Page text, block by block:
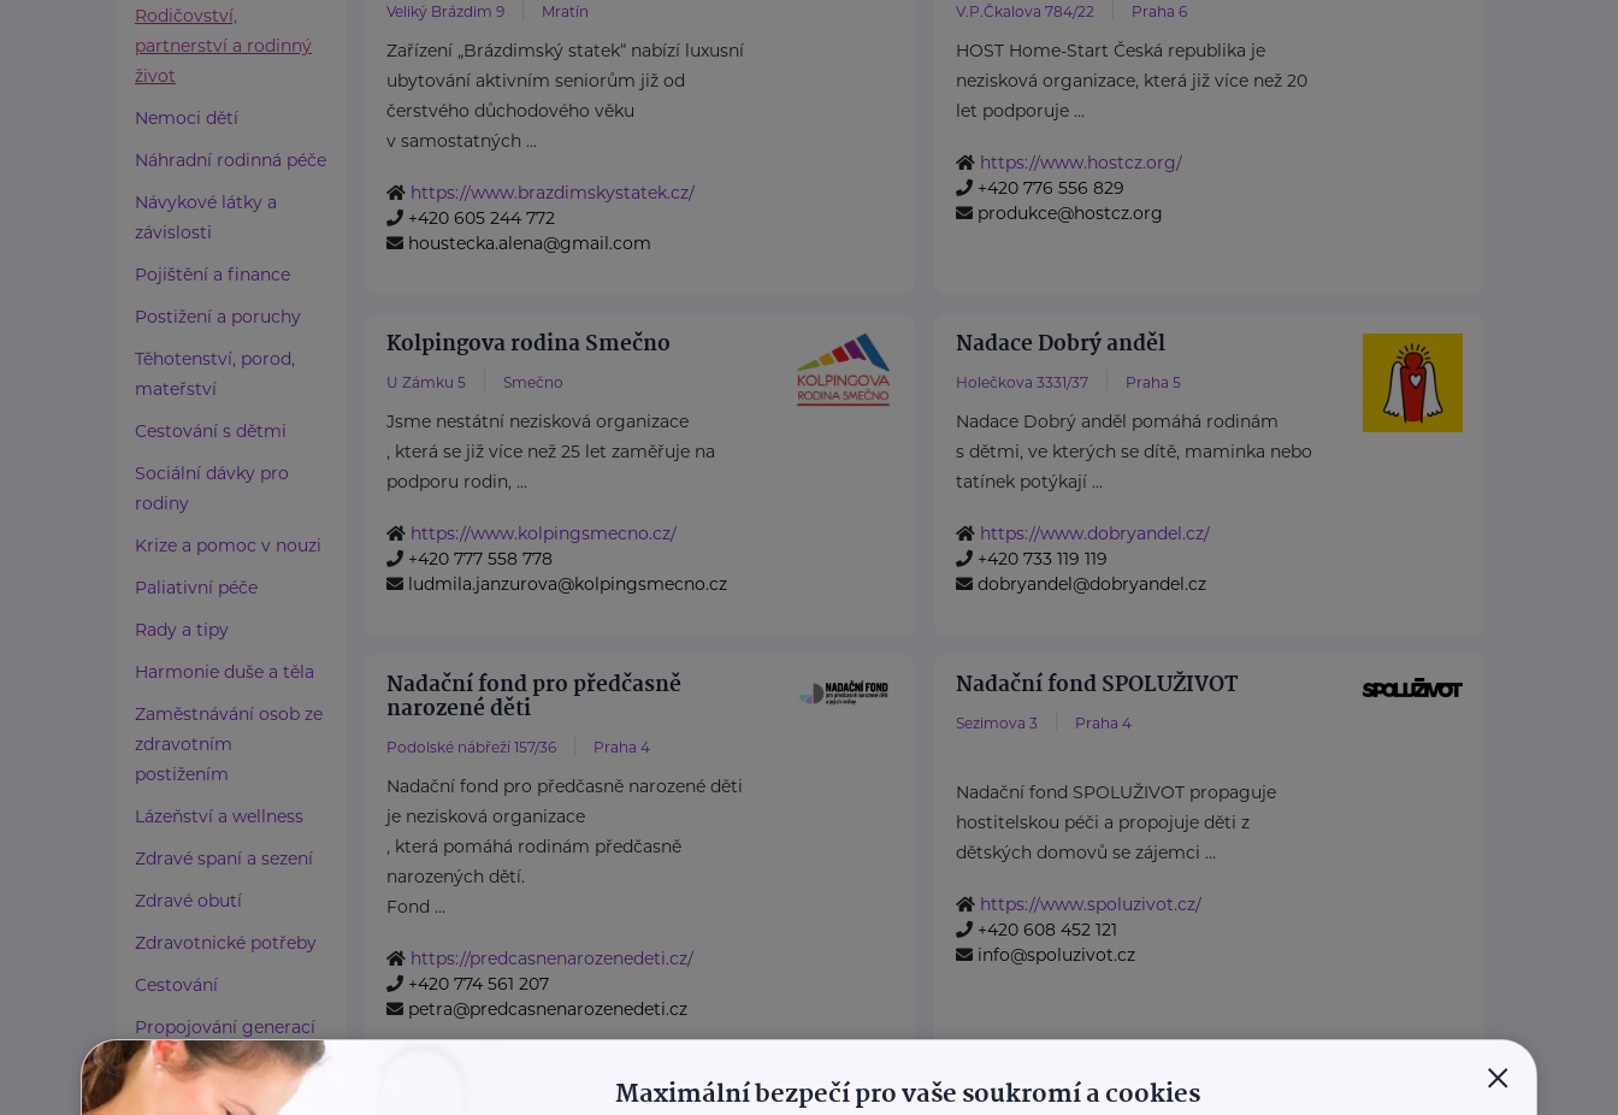
Rodičovství,
partnerství a rodinný
život
Nemoci dětí
Náhradní rodinná péče
Návykové látky a
závislosti
Pojištění a finance
Postižení a poruchy
Těhotenství, porod,
mateřství
Cestování s dětmi
Sociální dávky pro
rodiny
Krize a pomoc v nouzi
Paliativní péče
Rady a tipy
Harmonie duše a těla
Zaměstnávání osob ze
zdravotním
postižením
Lázeňství a wellness
Zdravé spaní a sezení
Zdravé obutí
Zdravotnické potřeby
Cestování
Propojování generací
Veliký Brázdim 9 Mratín
Zařízení „Brázdimský statek“ nabízí luxusní
ubytování aktivním seniorům již od
čerstvého důchodového věku
v samostatných ...
https://www.brazdimskystatek.cz/
+420 605 244 772
houstecka.alena@gmail.com
V.P.Čkalova 784/22 Praha 6
HOST Home-Start Česká republika je
nezisková organizace, která již více než 20
let podporuje ...
https://www.hostcz.org/
+420 776 556 829
produkce@hostcz.org
Kolpingova rodina Smečno
U Zámku 5 Smečno
Jsme nestátní nezisková organizace
, která se již více než 25 let zaměřuje na
podporu rodin, ...
https://www.kolpingsmecno.cz/
+420 777 558 778
ludmila.janzurova@kolpingsmecno.cz
Nadace Dobrý anděl
Holečkova 3331/37 Praha 5
Nadace Dobrý anděl pomáhá rodinám
s dětmi, ve kterých se dítě, maminka nebo
tatínek potýkají ...
https://www.dobryandel.cz/
+420 733 119 119
dobryandel@dobryandel.cz
Nadační fond pro předčasně
narozené děti
Podolské nábřeží 157/36 Praha 4
Nadační fond pro předčasně narozené děti
je nezisková organizace
, která pomáhá rodinám předčasně
narozených dětí.
Fond ...
https://predcasnenarozenedeti.cz/
+420 774 561 207
petra@predcasnenarozenedeti.cz
Nadační fond SPOLUŽIVOT
Sezimova 3 Praha 4
Nadační fond SPOLUŽIVOT propaguje
hostitelskou péči a propojuje děti z
dětských domovů se zájemci ...
https://www.spoluzivot.cz/
+420 608 452 121
info@spoluzivot.cz
×
Maximální bezpečí pro vaše soukromí a cookies